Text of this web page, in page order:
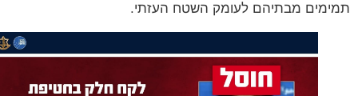
מבתיהם לעומק השטח העזתי.